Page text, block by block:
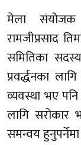
मेला
रामजीप्रसाद
समितिका
प्रवर्द्धनका
व्यवस्था भए
लागि सरोकार
समन्वय